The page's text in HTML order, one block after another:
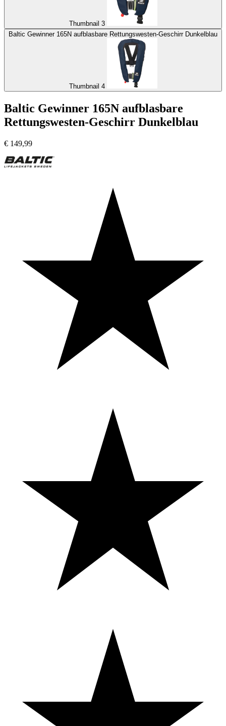
Thumbnail 3
Baltic Gewinner 165N aufblasbare Rettungswesten-Geschirr Dunkelblau
Thumbnail 4
Baltic Gewinner 165N aufblasbare
Rettungswesten-Geschirr Dunkelblau
€ 149,99